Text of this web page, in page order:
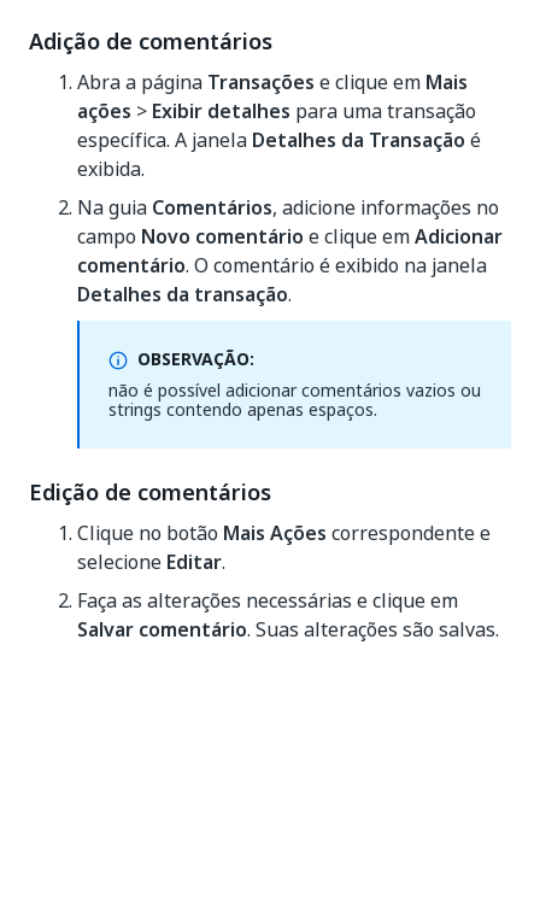
Adição de comentários
Abra a página Transações e clique em Mais
ações > Exibir detalhes para uma transação
específica. A janela Detalhes da Transação é
exibida.
Na guia Comentários, adicione informações no
campo Novo comentário e clique emAdicionar
comentário. O comentário é exibido na janela
Detalhes da transação.
OBSERVAÇÃO:
não é possível adicionar comentários vazios ou
strings contendo apenas espaços.
Edição de comentários
Clique no botão Mais Ações correspondente e
selecione Editar.
Faça as alterações necessárias e clique em
Salvar comentário. Suas alterações são salvas.